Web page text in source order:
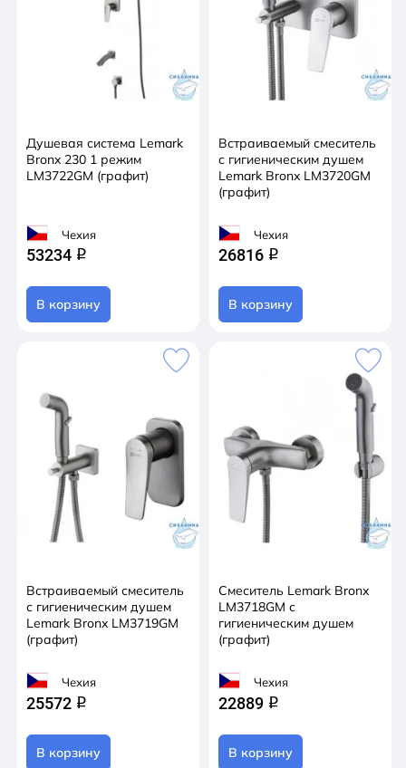
Душевая система Lemark
Bronx 230 1 режим
LM3722GM (графит)
Чехия
53234 q
В корзину
Встраиваемый смеситель
с гигиеническим душем
Lemark Bronx LM3720GM
(графит)
Чехия
26816 q
В корзину
Встраиваемый смеситель
с гигиеническим душем
Lemark Bronx LM3719GM
(графит)
Чехия
25572 q
В корзину
Смеситель Lemark Bronx
LM3718GM с
гигиеническим душем
(графит)
Чехия
22889 q
В корзину